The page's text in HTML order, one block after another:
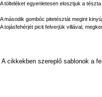
A tölteléket egyenletesen elosztjuk a tészta
A második gombóc pitetésztát megint
A tojásfehérjét picit felverjük villával,
A cikkekben szereplő sablonok a